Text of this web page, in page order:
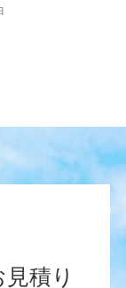
積り